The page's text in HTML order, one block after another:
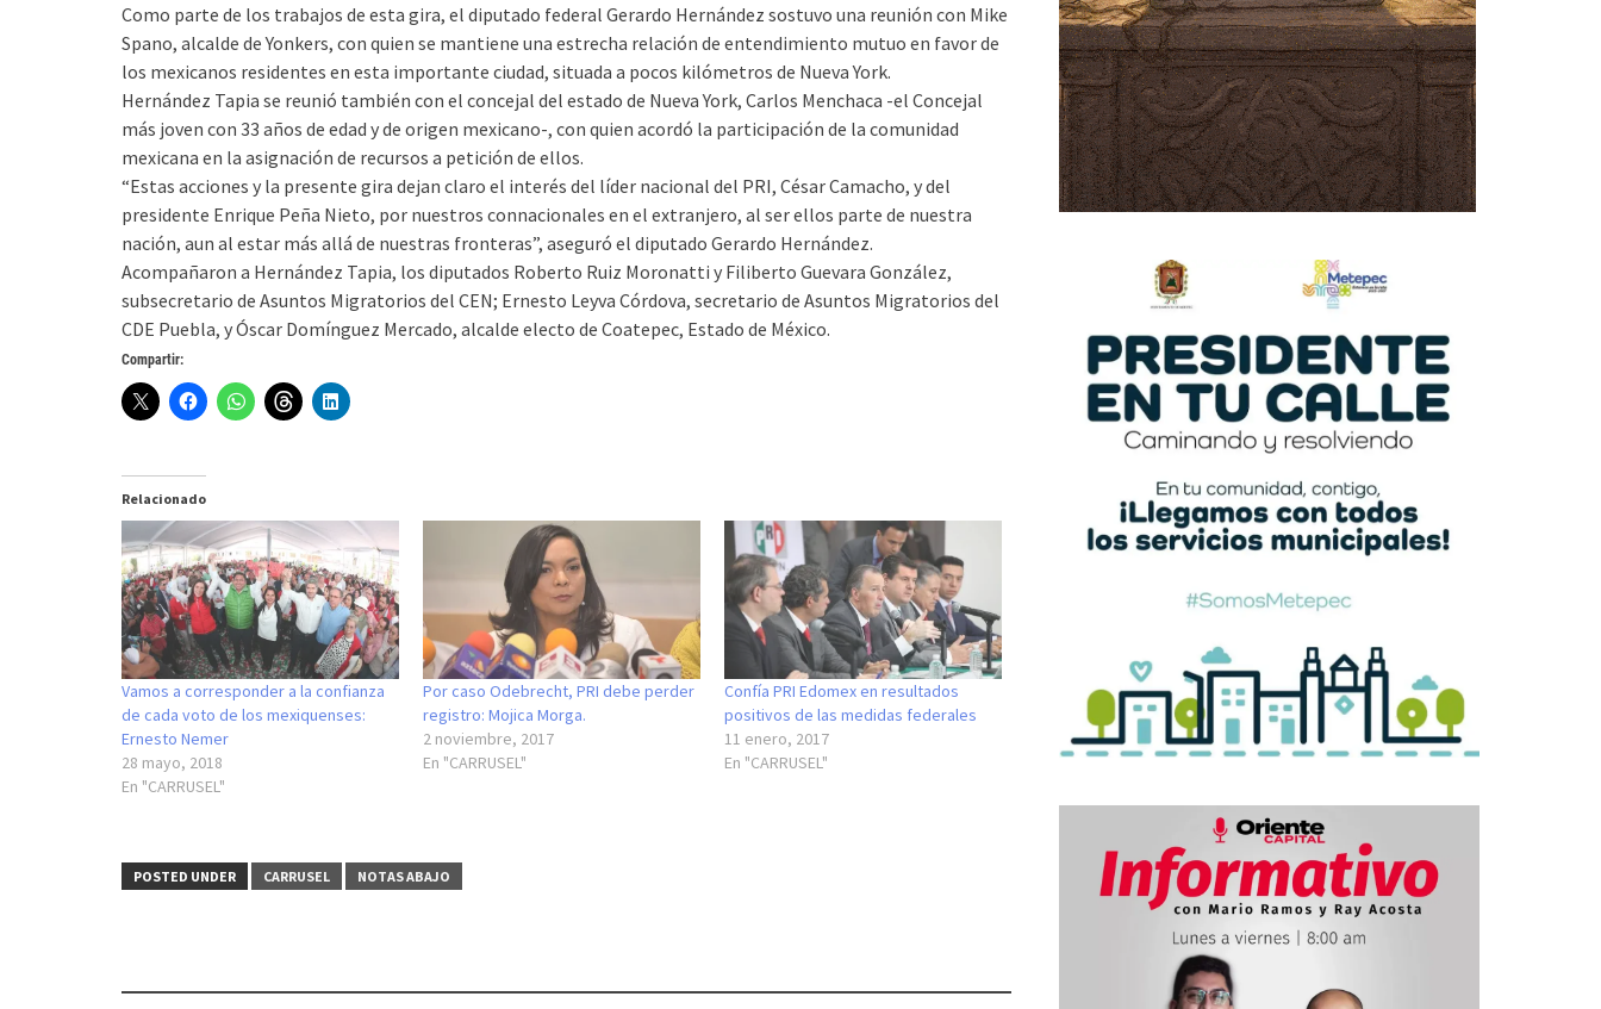
Como parte de los trabajos de esta gira, el diputado federal Gerardo Hernández sostuvo una reunión con Mike
Spano, alcalde de Yonkers, con quien se mantiene una estrecha relación de entendimiento mutuo en favor de
los mexicanos residentes en esta importante ciudad, situada a pocos kilómetros de Nueva York.
Hernández Tapia se reunió también con el concejal del estado de Nueva York, Carlos Menchaca -el Concejal
más joven con 33 años de edad y de origen mexicano-, con quien acordó la participación de la comunidad
mexicana en la asignación de recursos a petición de ellos.
“Estas acciones y la presente gira dejan claro el interés del líder nacional del PRI, César Camacho, y del
presidente Enrique Peña Nieto, por nuestros connacionales en el extranjero, al ser ellos parte de nuestra
nación, aun al estar más allá de nuestras fronteras”, aseguró el diputado Gerardo Hernández.
Acompañaron a Hernández Tapia, los diputados Roberto Ruiz Moronatti y Filiberto Guevara González,
subsecretario de Asuntos Migratorios del CEN; Ernesto Leyva Córdova, secretario de Asuntos Migratorios del
CDE Puebla, y Óscar Domínguez Mercado, alcalde electo de Coatepec, Estado de México.
Compartir:
Relacionado
Vamos a corresponder a la confianza
de cada voto de los mexiquenses:
Ernesto Nemer
28 mayo, 2018
En "CARRUSEL"
Por caso Odebrecht, PRI debe perder
registro: Mojica Morga.
2 noviembre, 2017
En "CARRUSEL"
Confía PRI Edomex en resultados
positivos de las medidas federales
11 enero, 2017
En "CARRUSEL"
POSTED UNDER CARRUSEL NOTAS ABAJO